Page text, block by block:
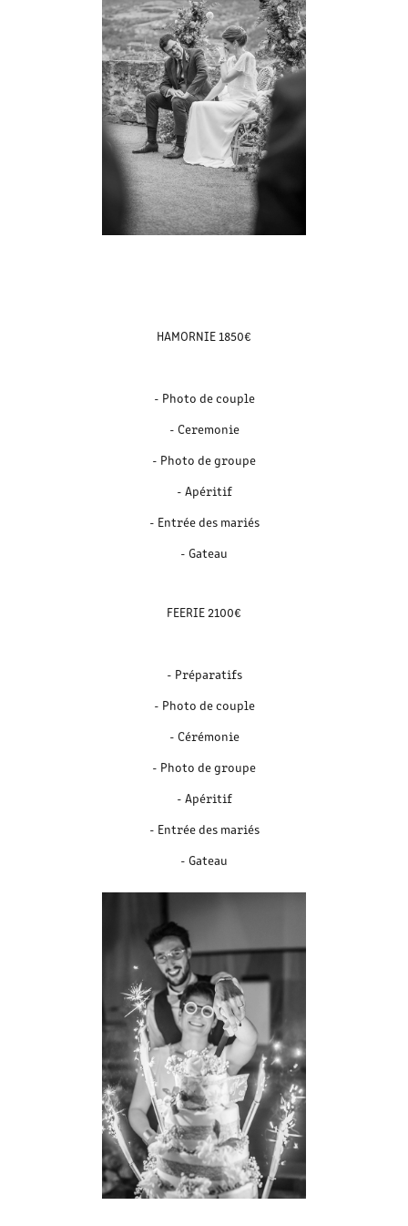
HAMORNIE 1850€
- Photo de couple
- Ceremonie
- Photo de groupe
- Apéritif
- Entrée des mariés
- Gateau
FEERIE 2100€
- Préparatifs
- Photo de couple
- Cérémonie
- Photo de groupe
- Apéritif
- Entrée des mariés
- Gateau